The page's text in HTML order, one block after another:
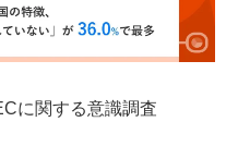
に関する意識調査